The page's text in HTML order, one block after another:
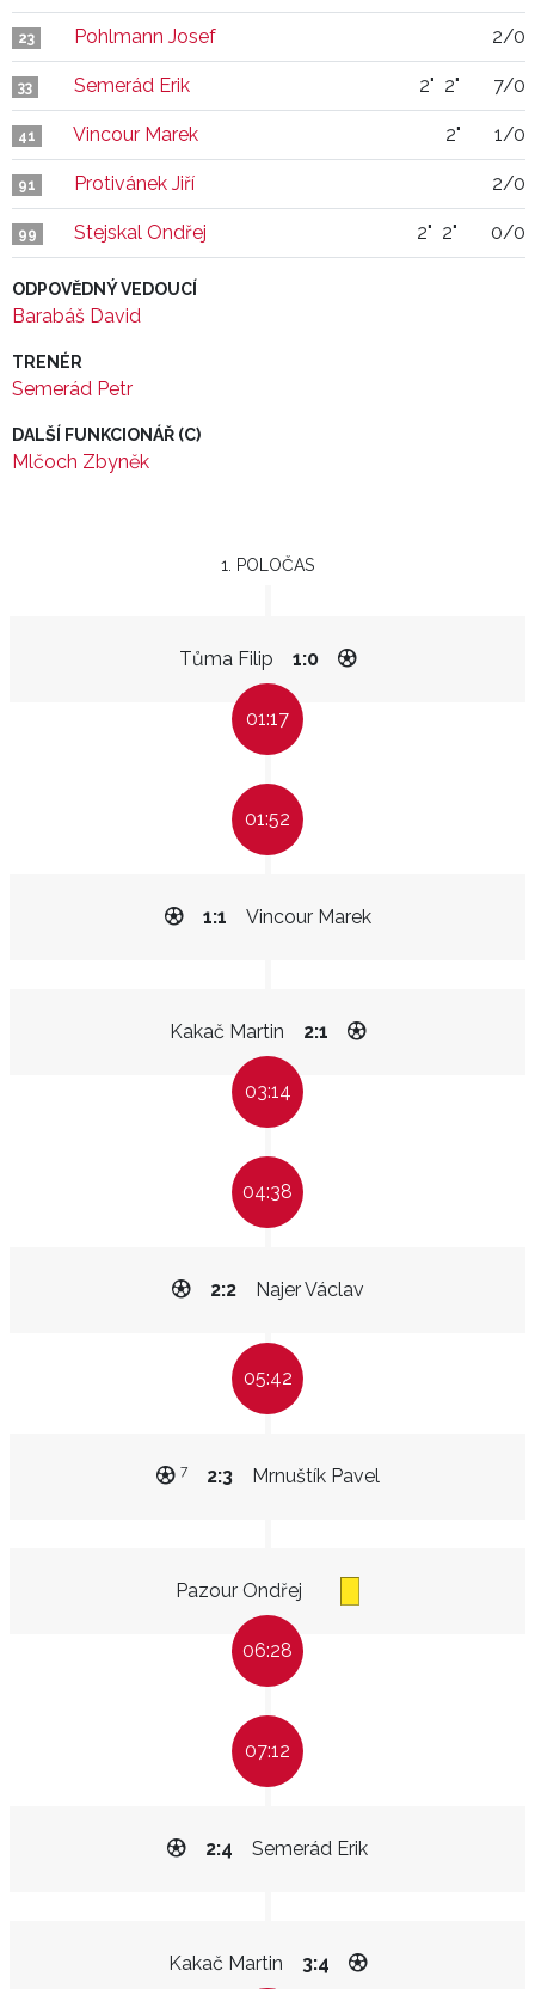
23 Pohlmann Josef 2/0
33 Semerád Erik 2" 2" 7/0
41 Vincour Marek 2" 1/0
91 Protivánek Jiří 2/0
99 Stejskal Ondřej 2" 2" 0/0
ODPOVĚDNÝ VEDOUCÍ
Barabáš David
TRENÉR
Semerád Petr
DALŠÍ FUNKCIONÁŘ (C)
Mlčoch Zbyněk
1. POLOČAS
Tůma Filip 1:0
01:17
01:52
Vincour Marek
1:1
Kakač Martin 2:1
03:14
04:38
Najer Václav
2:2
05:42
Mrnuštík Pavel
2:3
7
Pazour Ondřej
06:28
07:12
Semerád Erik
2:4
Kakač Martin 3:4